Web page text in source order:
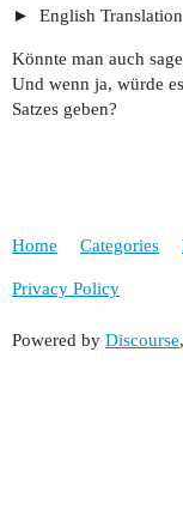
English Translation
Könnte man auch
Und wenn ja, würde
Satzes geben?
Home Categories
Privacy Policy
Powered by Discourse